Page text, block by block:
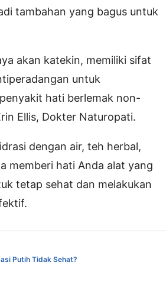
tambahan yang bagus untuk
akan katekin, memiliki sifat
untuk
hati berlemak non-
Ellis, Dokter Naturopati.
dengan air, teh herbal,
memberi hati Anda alat yang
tetap sehat dan melakukan
Putih Tidak Sehat?